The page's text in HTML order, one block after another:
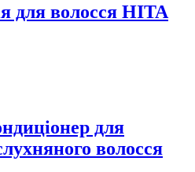
для волосся HITA
для
волосся